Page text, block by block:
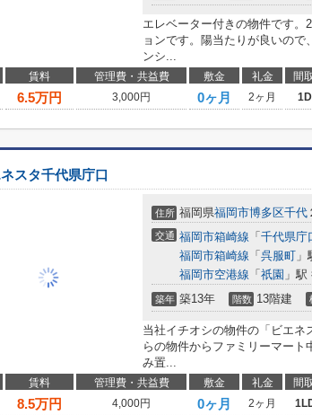
エレベーター付きの物件です。
ョンです。陽当たりが良いの
ンシ...
賃料 管理費・共益費 敷金 礼金 間
6.5万円 3,000円 0ヶ月 2ヶ月
スタ千代県庁口
住所 福岡県福岡市博多区千代
交通 福岡市箱崎線 「 千代県庁
福岡市箱崎線 「 呉服町
福岡市空港線 「 祇園 」
築年 築13年 階数 13階建
当社イチオシの物件の「ビエネ
らの物件からファミリーマー
み置...
賃料 管理費・共益費 敷金 礼金 間
8.5万円 4,000円 0ヶ月 2ヶ月